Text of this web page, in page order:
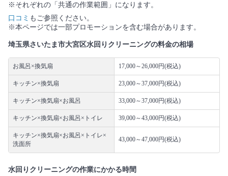
※それぞれの「共通の作業範囲」になります。
口コミ もご参照ください。
※本ページでは一部プロモーションを含む場合があります。
埼玉県さいたま市大宮区水回りクリーニングの料金の相場
お風呂×換気扇 17,000～26,000円(税込)
キッチン×換気扇 23,000～37,000円(税込)
キッチン×換気扇×お風呂 33,000～37,000円(税込)
キッチン×換気扇×お風呂×トイレ 39,000～43,000円(税込)
キッチン×換気扇×お風呂×トイレ×
洗面所
43,000～47,000円(税込)
水回りクリーニングの作業にかかる時間